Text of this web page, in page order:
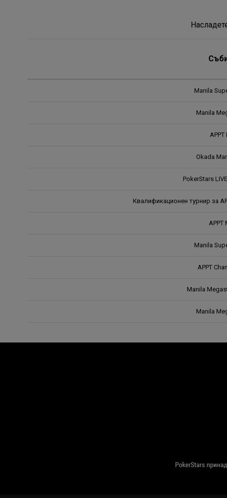
Manila
Manila
APPT
Okada
PokerStars
Квалификационен турнир за
APPT
Manila
APPT
Manila
Manila